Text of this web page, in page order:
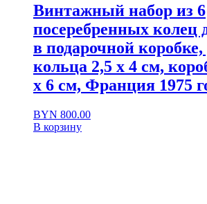
Винтажный набор из 6
посеребренных колец
в подарочной коробке,
кольца 2,5 х 4 см,
х 6 см, Франция 1975
BYN 800.00
В корзину